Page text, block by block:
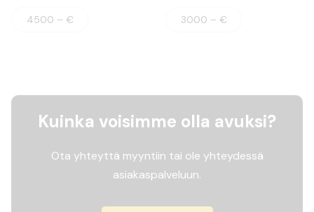
4500 – € 3000 – €
Kuinka voisimme olla avuksi?
Ota yhteyttä myyntiin tai ole yhteydessä
asiakaspalveluun.